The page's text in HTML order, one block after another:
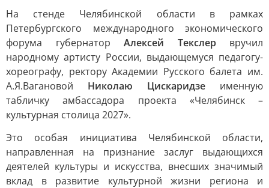
На стенде Челябинской области в рамках
Петербургского международного экономического
форума губернатор Алексей Текслервручил
народному артисту России, выдающемуся педагогу-
хореографу, ректору Академии Русского балета им.
А.Я.Вагановой Николаю Цискаридзе именную
табличку амбассадора проекта «Челябинск –
культурная столица 2027».
Это особая инициатива Челябинской области,
направленная на признание заслуг выдающихся
деятелей культуры и искусства, внесших значимый
вклад в развитие культурной жизни региона и